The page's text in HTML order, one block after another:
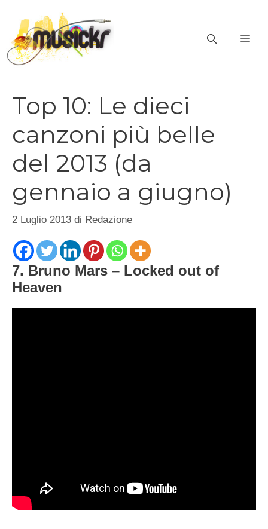
contenuto
Top 10: Le dieci
canzoni più belle
del 2013 (da
gennaio a giugno)
2 Luglio 2013 di Redazione
7. Bruno Mars – Locked out of
Heaven